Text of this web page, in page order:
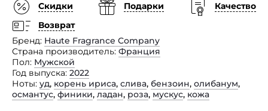
Скидки
Подарки
Качество
Возврат
Бренд Haute Fragrance Company
Страна производитель Франция
Пол Мужской
Год выпуска 2022
Ноты уд, корень ириса, слива, бензоин, олибанум,
османтус, финики, ладан, роза, мускус, кожа